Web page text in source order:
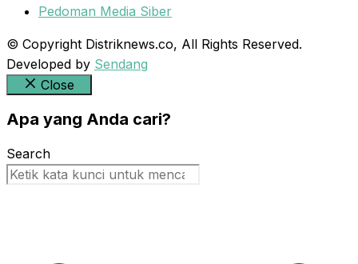
Pedoman Media Siber
© Copyright Distriknews.co, All Rights Reserved.
Developed by Sendang
Close
Apa yang Anda cari?
Search